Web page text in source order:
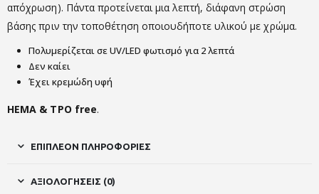
απόχρωση). Πάντα προτείνεται μια λεπτή, διάφανη στρώση
βάσης πριν την τοποθέτηση οποιουδήποτε υλικού με χρώμα.
Πολυμερίζεται σε UV/LED φωτισμό για 2 λεπτά
Δεν καίει
Έχει κρεμώδη υφή
HEMA & TPO free.
ΕΠΙΠΛΈΟΝ ΠΛΗΡΟΦΟΡΊΕΣ
ΑΞΙΟΛΟΓΉΣΕΙΣ (0)